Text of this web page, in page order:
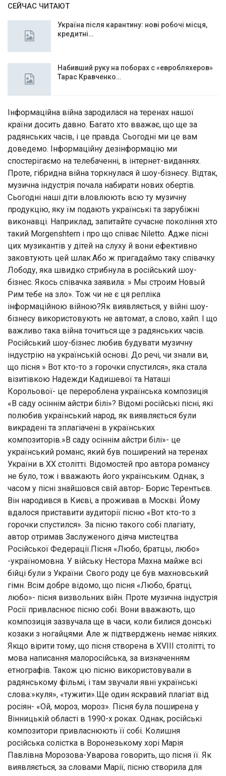
СЕЙЧАС ЧИТАЮТ
Україна після карантину: нові робочі місця,
кредитні…
Набивший руку на поборах с «евробляхеров»
Тарас Кравченко…
Інформаційна війна зародилася на теренах нашої
країни досить давно. Багато хто вважає, що ще за
радянських часів, і це правда. Сьогодні ми це вам
доведемо. Інформаційну дезінформацію ми
спостерігаємо на телебаченні, в інтернет-виданнях.
Проте, гібридна війна торкнулася й шоу-бізнесу. Відтак,
музична індустрія почала набирати нових обертів.
Сьогодні наші діти вловлюють всю ту музичну
продукцію, яку їм подають українські та зарубіжні
виконавці. Наприклад, запитайте сучасне покоління хто
такий Morgenshtern і про що співає Niletto. Адже пісні
цих музикантів у дітей на слуху й вони ефективно
заковтують цей шлак.Або ж пригадаймо таку співачку
Лободу, яка швидко стрибнула в російський шоу-
бізнес. Якось співачка заявила: » Мы строим Новый
Рим тебе на зло». Тож чи не є ця репліка
інформаційною війною?Як виявляється, у війні шоу-
бізнесу використовують не автомат, а слово, хайп. І що
важливо така війна точиться ще з радянських часів.
Російський шоу-бізнес любив будувати музичну
індустрію на українській основі. До речі, чи знали ви,
що пісня » Вот кто-то з горочки спустился», яка стала
візитівкою Надежди Кадишевої та Наташі
Корольової- це перероблена українська композиція
«В саду осіннім айстри білі»? Відомі російські пісні, які
полюбив український народ, як виявляється були
викрадені та зплагіачені в українських
композиторів.»В саду осіннім айстри білі»- це
український романс, який був поширений на теренах
України в XX столітті. Відомостей про автора романсу
не було, тож і вважають його українським. Однак, з
часом у пісні знайшовся свій автор- Борис Терентьєв.
Він народився в Києві, а проживав в Москві. Йому
вдалося приставити аудиторії пісню «Вот кто-то з
горочки спустился». За пісню такого собі плагіату,
автор отримав Заслуженого діяча мистецтва
Російської Федерації.Пісня «Любо, братцы, любо»
-україномовна. У війську Нестора Махна майже всі
бійці були з України. Свого роду це був махновський
гімн. Всім добре відомо, що пісня «Любо, братці,
любо»- пісня визвольних війн. Проте музична індустрія
Росії привласнює пісню собі. Вони вважають, що
композиція зазвучала ще в часи, коли билися донські
козаки з ногайцями. Але ж підтверджень немає ніяких.
Якщо вірити тому, що пісня створена в XVIII столітті, то
мова написання малоросійська, за визначенням
етнографів. Також цю пісню використовували в
радянському фільмі, і там звучали явні українські
слова:»куля», «тужити».Ще один яскравий плагіат від
росіян- «Ой, мороз, мороз». Пісня була поширена у
Вінницькій області в 1990-х роках. Однак, російські
композитори привласнюють її собі. Колишня
російська солістка в Воронезькому хорі Марія
Павлівна Морозова-Уварова говорить, що пісня її. Як
виявляється, за словами Марії, пісню створила для